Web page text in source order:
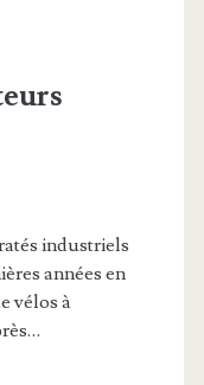
industriels
années en
vélos à